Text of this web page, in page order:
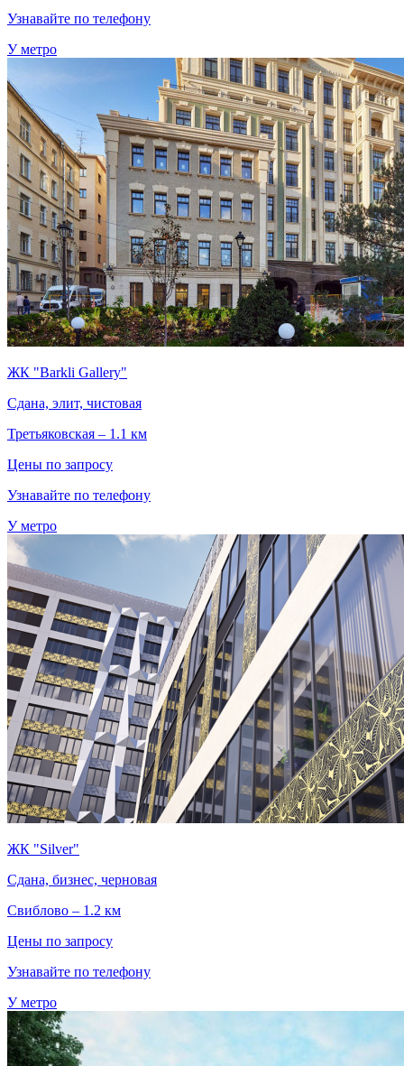
Узнавайте по телефону
У метро
ЖК "Barkli Gallery"
Сдана, элит, чистовая
Третьяковская – 1.1 км
Цены по запросу
Узнавайте по телефону
У метро
ЖК "Silver"
Сдана, бизнес, черновая
Свиблово – 1.2 км
Цены по запросу
Узнавайте по телефону
У метро